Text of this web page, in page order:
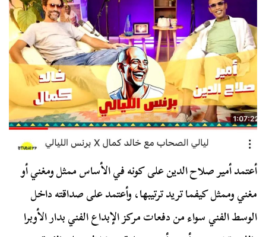
أعتمد أمير صلاح الدين على كونه في الأساس ممثل ومغني أو
مغني وممثل كيفما تريد ترتيبها، وأعتمد على صداقته داخل
الوسط الفني سواء من دفعات مركز الإبداع الفني بدار الأوبرا